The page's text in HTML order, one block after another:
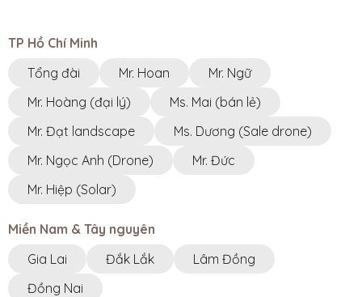
TP Hồ Chí Minh
Tổng đài
Mr. Hoan
Mr. Ngữ
Mr. Hoàng (đại lý)
Ms. Mai (bán lẻ)
Mr. Đạt landscape
Ms. Dương (Sale drone)
Mr. Ngọc Anh (Drone)
Mr. Đức
Mr. Hiệp (Solar)
Miền Nam & Tây nguyên
Gia Lai
Đắk Lắk
Lâm Đồng
Đồng Nai